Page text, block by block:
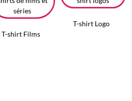
T-shirt Films
T-shirt Logo